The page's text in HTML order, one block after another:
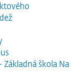
škola Na